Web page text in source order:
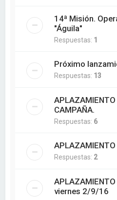
14ª Misión.
"Águila"
Respuestas: 1
Próximo
Respuestas: 13
CAMPAÑA.
Respuestas: 6
APLAZAMIENTO
Respuestas: 2
viernes 2/9/16